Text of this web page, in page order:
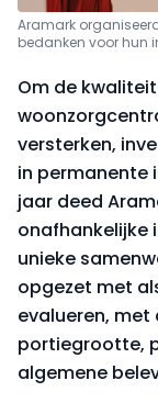
Aramark
bedanken voor hun
Om de
versterken,
in permanente
jaar deed
onafhankelijke
unieke
opgezet met
evalueren,
portiegrootte,
algemene